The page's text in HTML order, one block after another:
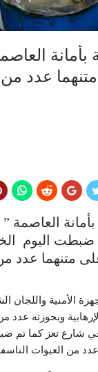
بأمانة
عدد من
العاصمة ”
على متنهما عدد
الأمنية واللجان
وبحوزته عدد
شارع تعز كما تم
من العبوات